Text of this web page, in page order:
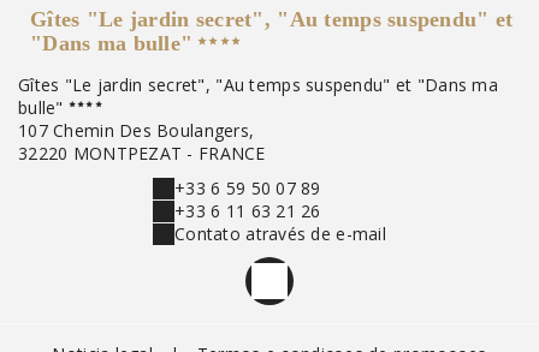
Gîtes "Le jardin secret", "Au temps suspendu" et
"Dans ma bulle"
Gîtes "Le jardin secret", "Au temps suspendu" et "Dans ma
bulle"
107 Chemin Des Boulangers,
32220 MONTPEZAT - FRANCE
+33 6 59 50 07 89
+33 6 11 63 21 26
Contato através de e-mail